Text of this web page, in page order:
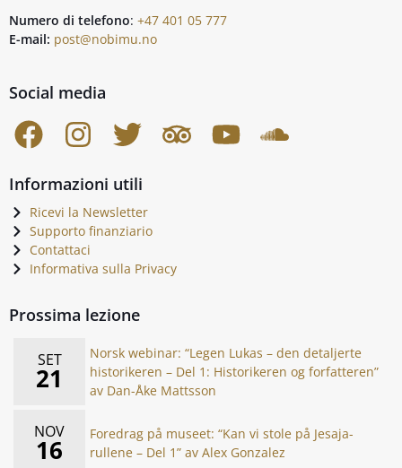
Numero di telefono: +47 401 05 777
E-mail: post@nobimu.no
Social media
Informazioni utili
Ricevi la Newsletter
Supporto finanziario
Contattaci
Informativa sulla Privacy
Prossima lezione
SET
21
Norsk webinar: “Legen Lukas – den detaljerte
historikeren – Del 1: Historikeren og forfatteren”
av Dan-Åke Mattsson
NOV
16
Foredrag på museet: “Kan vi stole på Jesaja-
rullene – Del 1” av Alex Gonzalez